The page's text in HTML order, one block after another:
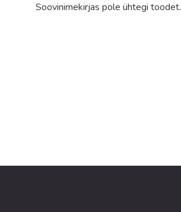
Soovinimekirjas pole ühtegi toodet.